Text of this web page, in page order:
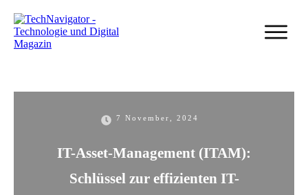
7 November, 2024
IT-Asset-Management (ITAM):
Schlüssel zur effizienten IT-